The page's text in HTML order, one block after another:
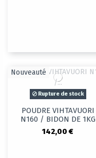
Nouveauté
Rupture de stock
POUDRE VIHTAVUORI
N160 / BIDON DE 1KG
142,00 €